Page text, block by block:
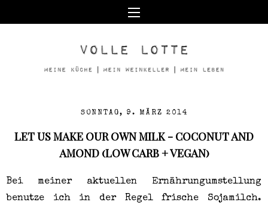
SONNTAG, 9. MÄRZ 2014
LET US MAKE OUR OWN MILK - COCONUT AND
AMOND (LOW CARB + VEGAN)
Bei meiner aktuellen Ernährungumstellung
benutze ich in der Regel frische Sojamilch.